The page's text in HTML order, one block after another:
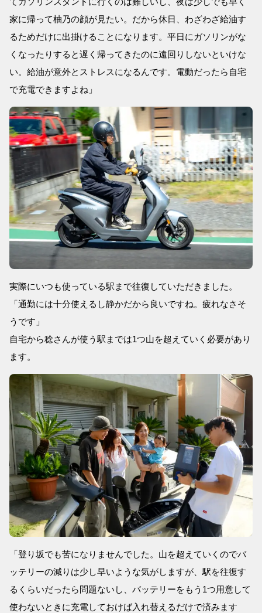
家に帰って柚乃の顔が見たい。だから休日、わざわざ給油す
るためだけに出掛けることになります。平日にガソリンがな
くなったりすると遅く帰ってきたのに遠回りしないといけな
い。給油が意外とストレスになるんです。電動だったら自宅
で充電できますよね」
実際にいつも使っている駅まで往復していただきました。
「通勤には十分使えるし静かだから良いですね。疲れなさそ
うです」
自宅から稔さんが使う駅までは1つ山を超えていく必要があり
ます。
「登り坂でも苦になりませんでした。山を超えていくのでバ
ッテリーの減りは少し早いような気がしますが、駅を往復す
るくらいだったら問題ないし、バッテリーをもう1つ用意して
使わないときに充電しておけば入れ替えるだけで済みます